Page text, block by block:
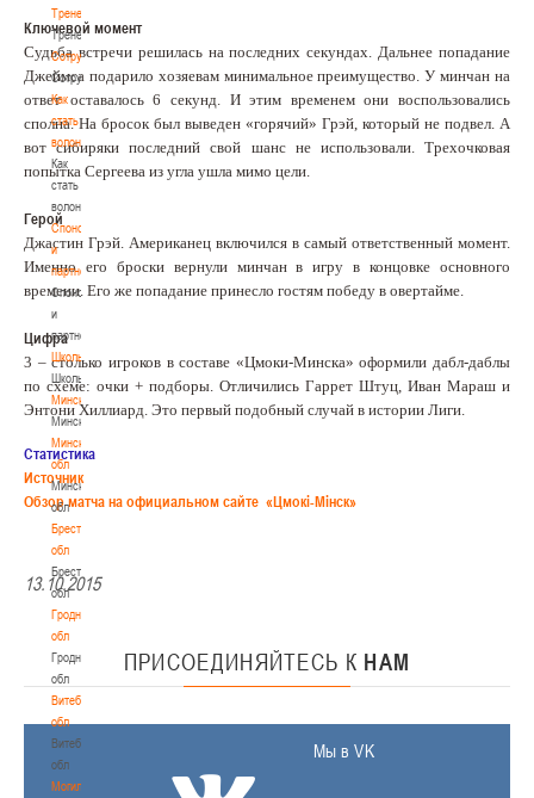
Тренерам
Тренерам
Сотрудничество
Сотрудничество
Как
стать
волонтером
Как
стать
волонтером
Спонсоры
и
партнеры
Спонсоры
и
партнеры
Школы
Школы
Минск
Минск
Минская
обл
Минская
обл
Брестская
обл
Брестская
обл
Гродненская
обл
Гродненская
обл
Витебская
обл
Витебская
обл
Могилевская
Ключевой момент
Судьба встречи решилась на последних секундах. Дальнее попадание
Джеймса подарило хозяевам минимальное преимущество. У минчан на
ответ оставалось 6 секунд. И этим временем они воспользовались
сполна. На бросок был выведен «горячий» Грэй, который не подвел. А
вот сибиряки последний свой шанс не использовали. Трехочковая
попытка Сергеева из угла ушла мимо цели.
Герой
Джастин Грэй. Американец включился в самый ответственный момент.
Именно его броски вернули минчан в игру в концовке основного
времени. Его же попадание принесло гостям победу в овертайме.
Цифра
3 – столько игроков в составе «Цмоки-Минска» оформили дабл-даблы
по схеме: очки + подборы. Отличились Гаррет Штуц, Иван Мараш и
Энтони Хиллиард. Это первый подобный случай в истории Лиги.
Статистика
Источник
Обзор матча на официальном сайте «Цмокi-Мiнск»
13.10.2015
ПРИСОЕДИНЯЙТЕСЬ К НАМ
Мы в VK